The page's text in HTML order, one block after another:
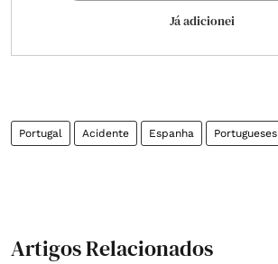
Já adicionei
Portugal Acidente Espanha Portugueses
Artigos Relacionados